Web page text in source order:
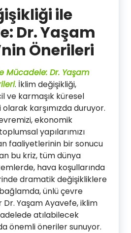
ile
Dr. Yaşam
Önerileri
Mücadele: Dr. Yaşam
. İklim değişikliği,
ve karmaşık küresel
karşımızda duruyor.
ekonomik
yapılarımızı
faaliyetlerinin bir sonucu
bu kriz, tüm dünya
hava koşullarında
dramatik değişikliklere
ünlü çevre
Dr. Yaşam Ayavefe, iklim
atılabilecek
önemli öneriler sunuyor.